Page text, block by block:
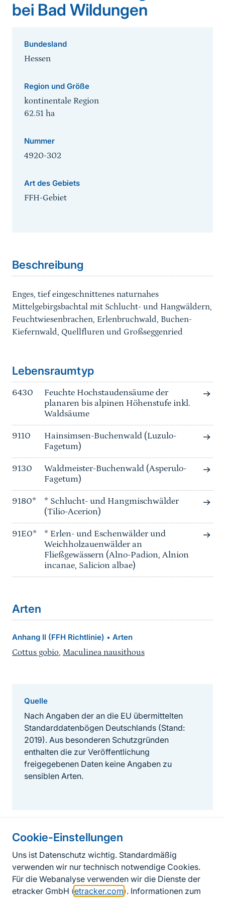
Cookie-Einstellungen
Uns ist Datenschutz wichtig. Standardmäßig
verwenden wir nur technisch notwendige Cookies.
Für die Webanalyse verwenden wir die Dienste der
etracker GmbH (etracker.com ). Informationen zum
bei Bad Wildungen
Bundesland
Hessen
Region und Größe
kontinentale Region
62.51 ha
Nummer
4920-302
Art des Gebiets
FFH-Gebiet
Beschreibung
Enges, tief eingeschnittenes naturnahes
Mittelgebirgsbachtal mit Schlucht- und Hangwäldern,
Feuchtwiesenbrachen, Erlenbruchwald, Buchen-
Kiefernwald, Quellfluren und Großseggenried
Lebensraumtyp
6430
Feuchte Hochstaudensäume der
planaren bis alpinen Höhenstufe inkl.
Waldsäume
9110
Hainsimsen-Buchenwald (Luzulo-
Fagetum)
9130
Waldmeister-Buchenwald (Asperulo-
Fagetum)
9180*
* Schlucht- und Hangmischwälder
(Tilio-Acerion)
91E0*
* Erlen- und Eschenwälder und
Weichholzauenwälder an
Fließgewässern (Alno-Padion, Alnion
incanae, Salicion albae)
Arten
Anhang II (FFH Richtlinie) • Arten
Cottus gobio, Maculinea nausithous
Quelle
Nach Angaben der an die EU übermittelten
Standarddatenbögen Deutschlands (Stand:
2019). Aus besonderen Schutzgründen
enthalten die zur Veröffentlichung
freigegebenen Daten keine Angaben zu
sensiblen Arten.
Informationen zur Seite
FußzeileKontakt zum BfN
Kontaktformular